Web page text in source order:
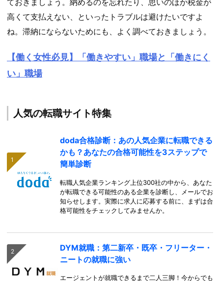
高くて支払えない、といったトラブルは避けたいですよ
ね。滞納にならないためにも、よく調べておきましょう。
【働く女性必見】「働きやすい」職場と「働きにく
い」職場
人気の転職サイト特集
doda合格診断：あの人気企業に転職できる
かも？あなたの合格可能性を3ステップで
簡単診断
転職人気企業ランキング上位300社の中から、あなた
が転職できる可能性のある企業を診断し、メールでお
知らせします。実際に求人に応募する前に、まずは合
格可能性をチェックしてみませんか。
DYM就職：第二新卒・既卒・フリーター・
ニートの就職に強い
エージェントが就職できるまで二人三脚！今からでも